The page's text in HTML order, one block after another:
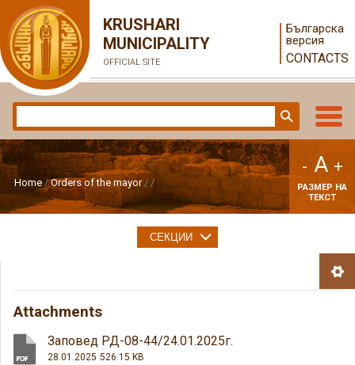
KRUSHARI
MUNICIPALITY
OFFICIAL SITE
Българска
версия
CONTACTS
Home Orders of the mayor
- A +
РАЗМЕР НА
ТЕКСТ
Attachments
Заповед РД-08-44/24.01.2025г.
28.01.2025 526.15 KB
СЕКЦИИ